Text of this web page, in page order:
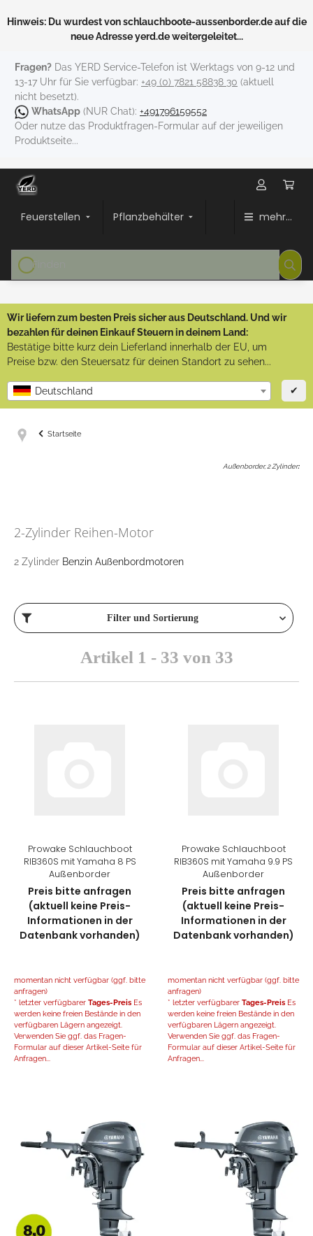
Hinweis: Du wurdest von schlauchboote-aussenborder.de auf die
neue Adresse yerd.de weitergeleitet...
Fragen? Das YERD Service-Telefon ist Werktags von 9-12 und
13-17 Uhr für Sie verfügbar: +49 (0) 7821 58838 30 (aktuell
nicht besetzt).
WhatsApp (NUR Chat): +491796159552
Oder nutze das Produktfragen-Formular auf der jeweiligen
Produktseite...
Feuerstellen Pflanzbehälter mehr...
Wir liefern zum besten Preis sicher aus Deutschland. Und wir
bezahlen für deinen Einkauf Steuern in deinem Land:
Bestätige bitte kurz dein Lieferland innerhalb der EU, um
Preise bzw. den Steuersatz für deinen Standort zu sehen...
Deutschland ✔
Startseite
Außenborder, 2 Zylinder:
2-Zylinder Reihen-Motor
2 Zylinder Benzin Außenbordmotoren
Filter und Sortierung
Artikel 1 - 33 von 33
Prowake Schlauchboot
RIB360S mit Yamaha 8 PS
Außenborder
Preis bitte anfragen
(aktuell keine Preis-
Informationen in der
Datenbank vorhanden)
momentan nicht verfügbar (ggf. bitte
anfragen)
* letzter verfügbarer Tages-Preis Es
werden keine freien Bestände in den
verfügbaren Lägern angezeigt.
Verwenden Sie ggf. das Fragen-
Formular auf dieser Artikel-Seite für
Anfragen...
Prowake Schlauchboot
RIB360S mit Yamaha 9.9 PS
Außenborder
Preis bitte anfragen
(aktuell keine Preis-
Informationen in der
Datenbank vorhanden)
momentan nicht verfügbar (ggf. bitte
anfragen)
* letzter verfügbarer Tages-Preis Es
werden keine freien Bestände in den
verfügbaren Lägern angezeigt.
Verwenden Sie ggf. das Fragen-
Formular auf dieser Artikel-Seite für
Anfragen...